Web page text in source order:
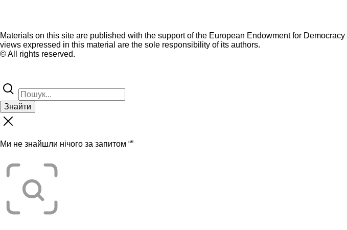
Materials on this site are published with the support of the European Endowment for
views expressed in this material are the sole responsibility of its authors.
© All rights reserved.
Знайти
Ми не знайшли нічого за запитом “”